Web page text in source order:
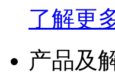
了解更
产品及